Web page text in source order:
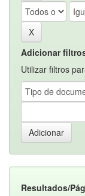
Adicionar
Utilizar filtros
Resultados/